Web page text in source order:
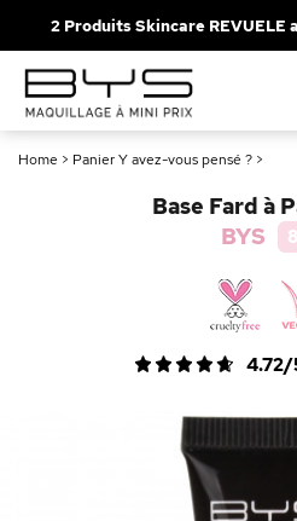
2 Produits Skincare REVUELE
Home > Panier Y avez-vous pensé ? >
Base Fard à
BYS
4.72/
Recherches
Mascara